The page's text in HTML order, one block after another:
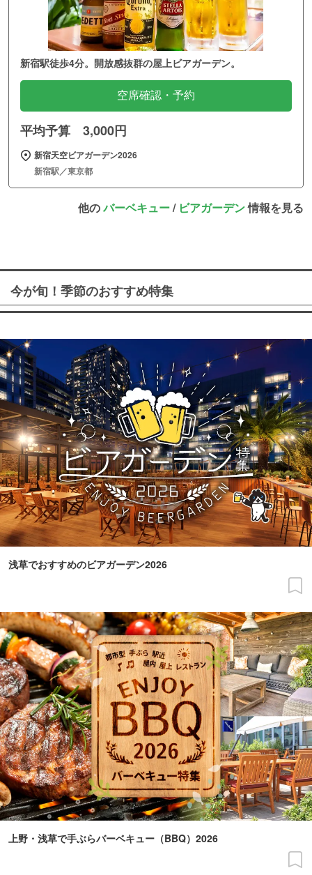
新宿駅徒歩4分。開放感抜群の屋上ビアガーデン。
空席確認・予約
平均予算 3,000円
新宿天空ビアガーデン2026
新宿駅／東京都
他のバーベキュー/ ビアガーデン情報を見る
今が旬！季節のおすすめ特集
浅草でおすすめのビアガーデン2026
上野・浅草で手ぶらバーベキュー（BBQ）2026